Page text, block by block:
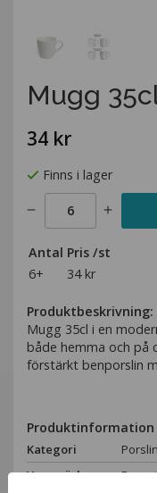
Mugg
34 kr
Finns i lager
Antal Pris /st
6+
34 kr
Produktbeskrivning:
Mugg 35cl i en
både hemma och på
förstärkt benporslin
Produktinformation
Kategori
Porslin
Varumärke
Exxent